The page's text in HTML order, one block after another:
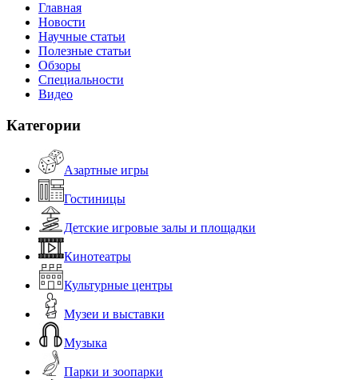
Главная
Новости
Научные статьи
Полезные статьи
Обзоры
Специальности
Видео
Категории
Азартные игры
Гостиницы
Детские игровые залы и площадки
Кинотеатры
Культурные центры
Музеи и выставки
Музыка
Парки и зоопарки